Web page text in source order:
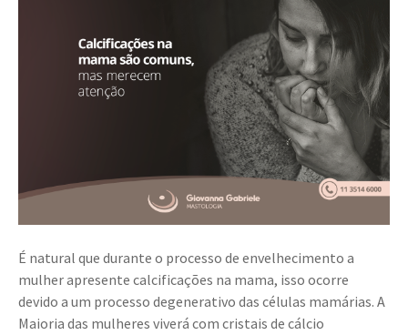
É natural que durante o processo de envelhecimento a
mulher apresente calcificações na mama, isso ocorre
devido a um processo degenerativo das células mamárias. A
Maioria das mulheres viverá com cristais de cálcio